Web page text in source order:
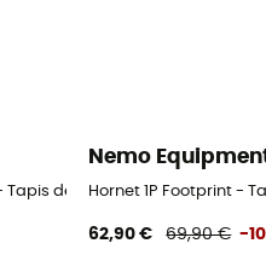
Tapis de tente
Nemo
Hornet 1P Footprint -
62,90 € 69,90 € -